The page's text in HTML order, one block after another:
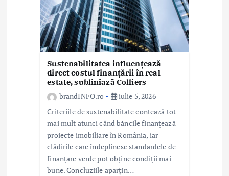
Sustenabilitatea influențează
direct costul finanțării în real
estate, subliniază Colliers
brandINFO.ro
iulie 5, 2026
Criteriile de sustenabilitate contează tot
mai mult atunci când băncile finanțează
proiecte imobiliare în România, iar
clădirile care îndeplinesc standardele de
finanțare verde pot obține condiții mai
bune. Concluziile aparțin…